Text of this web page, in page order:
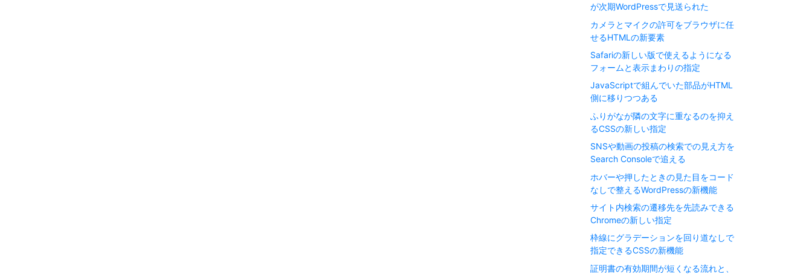
が次期WordPressで見送られた
カメラとマイクの許可をブラウザに任
せるHTMLの新要素
Safariの新しい版で使えるようになる
フォームと表示まわりの指定
JavaScriptで組んでいた部品がHTML
側に移りつつある
ふりがなが隣の文字に重なるのを抑え
るCSSの新しい指定
SNSや動画の投稿の検索での見え方を
Search Consoleで追える
ホバーや押したときの見た目をコード
なしで整えるWordPressの新機能
サイト内検索の遷移先を先読みできる
Chromeの新しい指定
枠線にグラデーションを回り道なしで
指定できるCSSの新機能
証明書の有効期間が短くなる流れと、